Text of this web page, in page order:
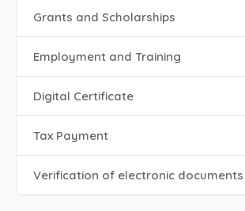
Grants and Scholarships
Employment and Training
Digital Certificate
Tax Payment
Verification of electronic documents